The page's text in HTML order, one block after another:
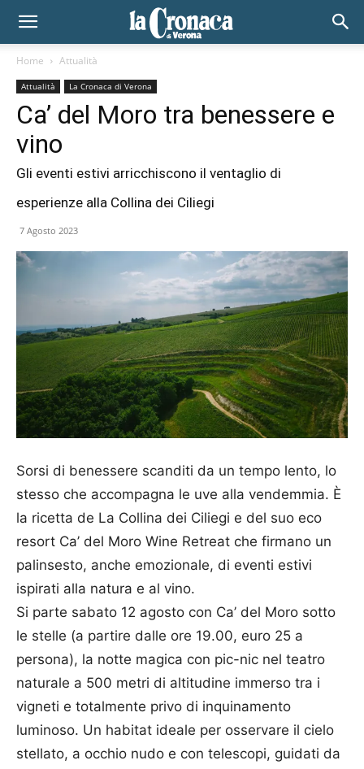
Home Attualità
Attualità La Cronaca di Verona
Ca’ del Moro tra benessere e
vino
Gli eventi estivi arricchiscono il ventaglio di
esperienze alla Collina dei Ciliegi
7 Agosto 2023
Sorsi di benessere scanditi da un tempo lento, lo
stesso che accompagna le uve alla vendemmia. È
la ricetta de La Collina dei Ciliegi e del suo eco
resort Ca’ del Moro Wine Retreat che firmano un
palinsesto, anche emozionale, di eventi estivi
ispirati alla natura e al vino.
Si parte sabato 12 agosto con Ca’ del Moro sotto
le stelle (a partire dalle ore 19.00, euro 25 a
persona), la notte magica con pic-nic nel teatro
naturale a 500 metri di altitudine immerso tra i
vigneti e totalmente privo di inquinamento
luminoso. Un habitat ideale per osservare il cielo
stellato, a occhio nudo e con telescopi, guidati da